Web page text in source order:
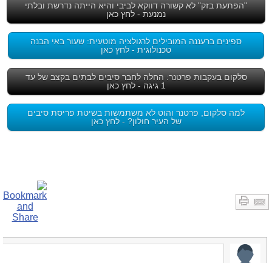
"הפתעת בזק" לא קשורה דווקא לביבי והיא הייתה נדרשת ובלתי
נמנעת - לחץ כאן
ספינים ברעננה המובילים לרגולציה מוטעית: שעור באי הבנה
טכנולוגית - לחץ כאן
סלקום בעקבות פרטנר: החלה לחבר סיבים לבתים בקצב של עד
1 גיגה - לחץ כאן
למה סלקום, פרטנר והוט לא משתמשות בשיטת פריסת סיבים
של העיר חולון? - לחץ כאן